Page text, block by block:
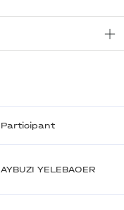
Participant
AYBUZI YELEBAOER